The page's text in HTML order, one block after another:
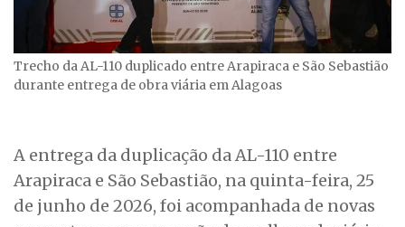
Trecho da AL-110 duplicado entre Arapiraca e São Sebastião
durante entrega de obra viária em Alagoas
A entrega da duplicação da AL-110 entre
Arapiraca e São Sebastião, na quinta-feira, 25
de junho de 2026, foi acompanhada de novas